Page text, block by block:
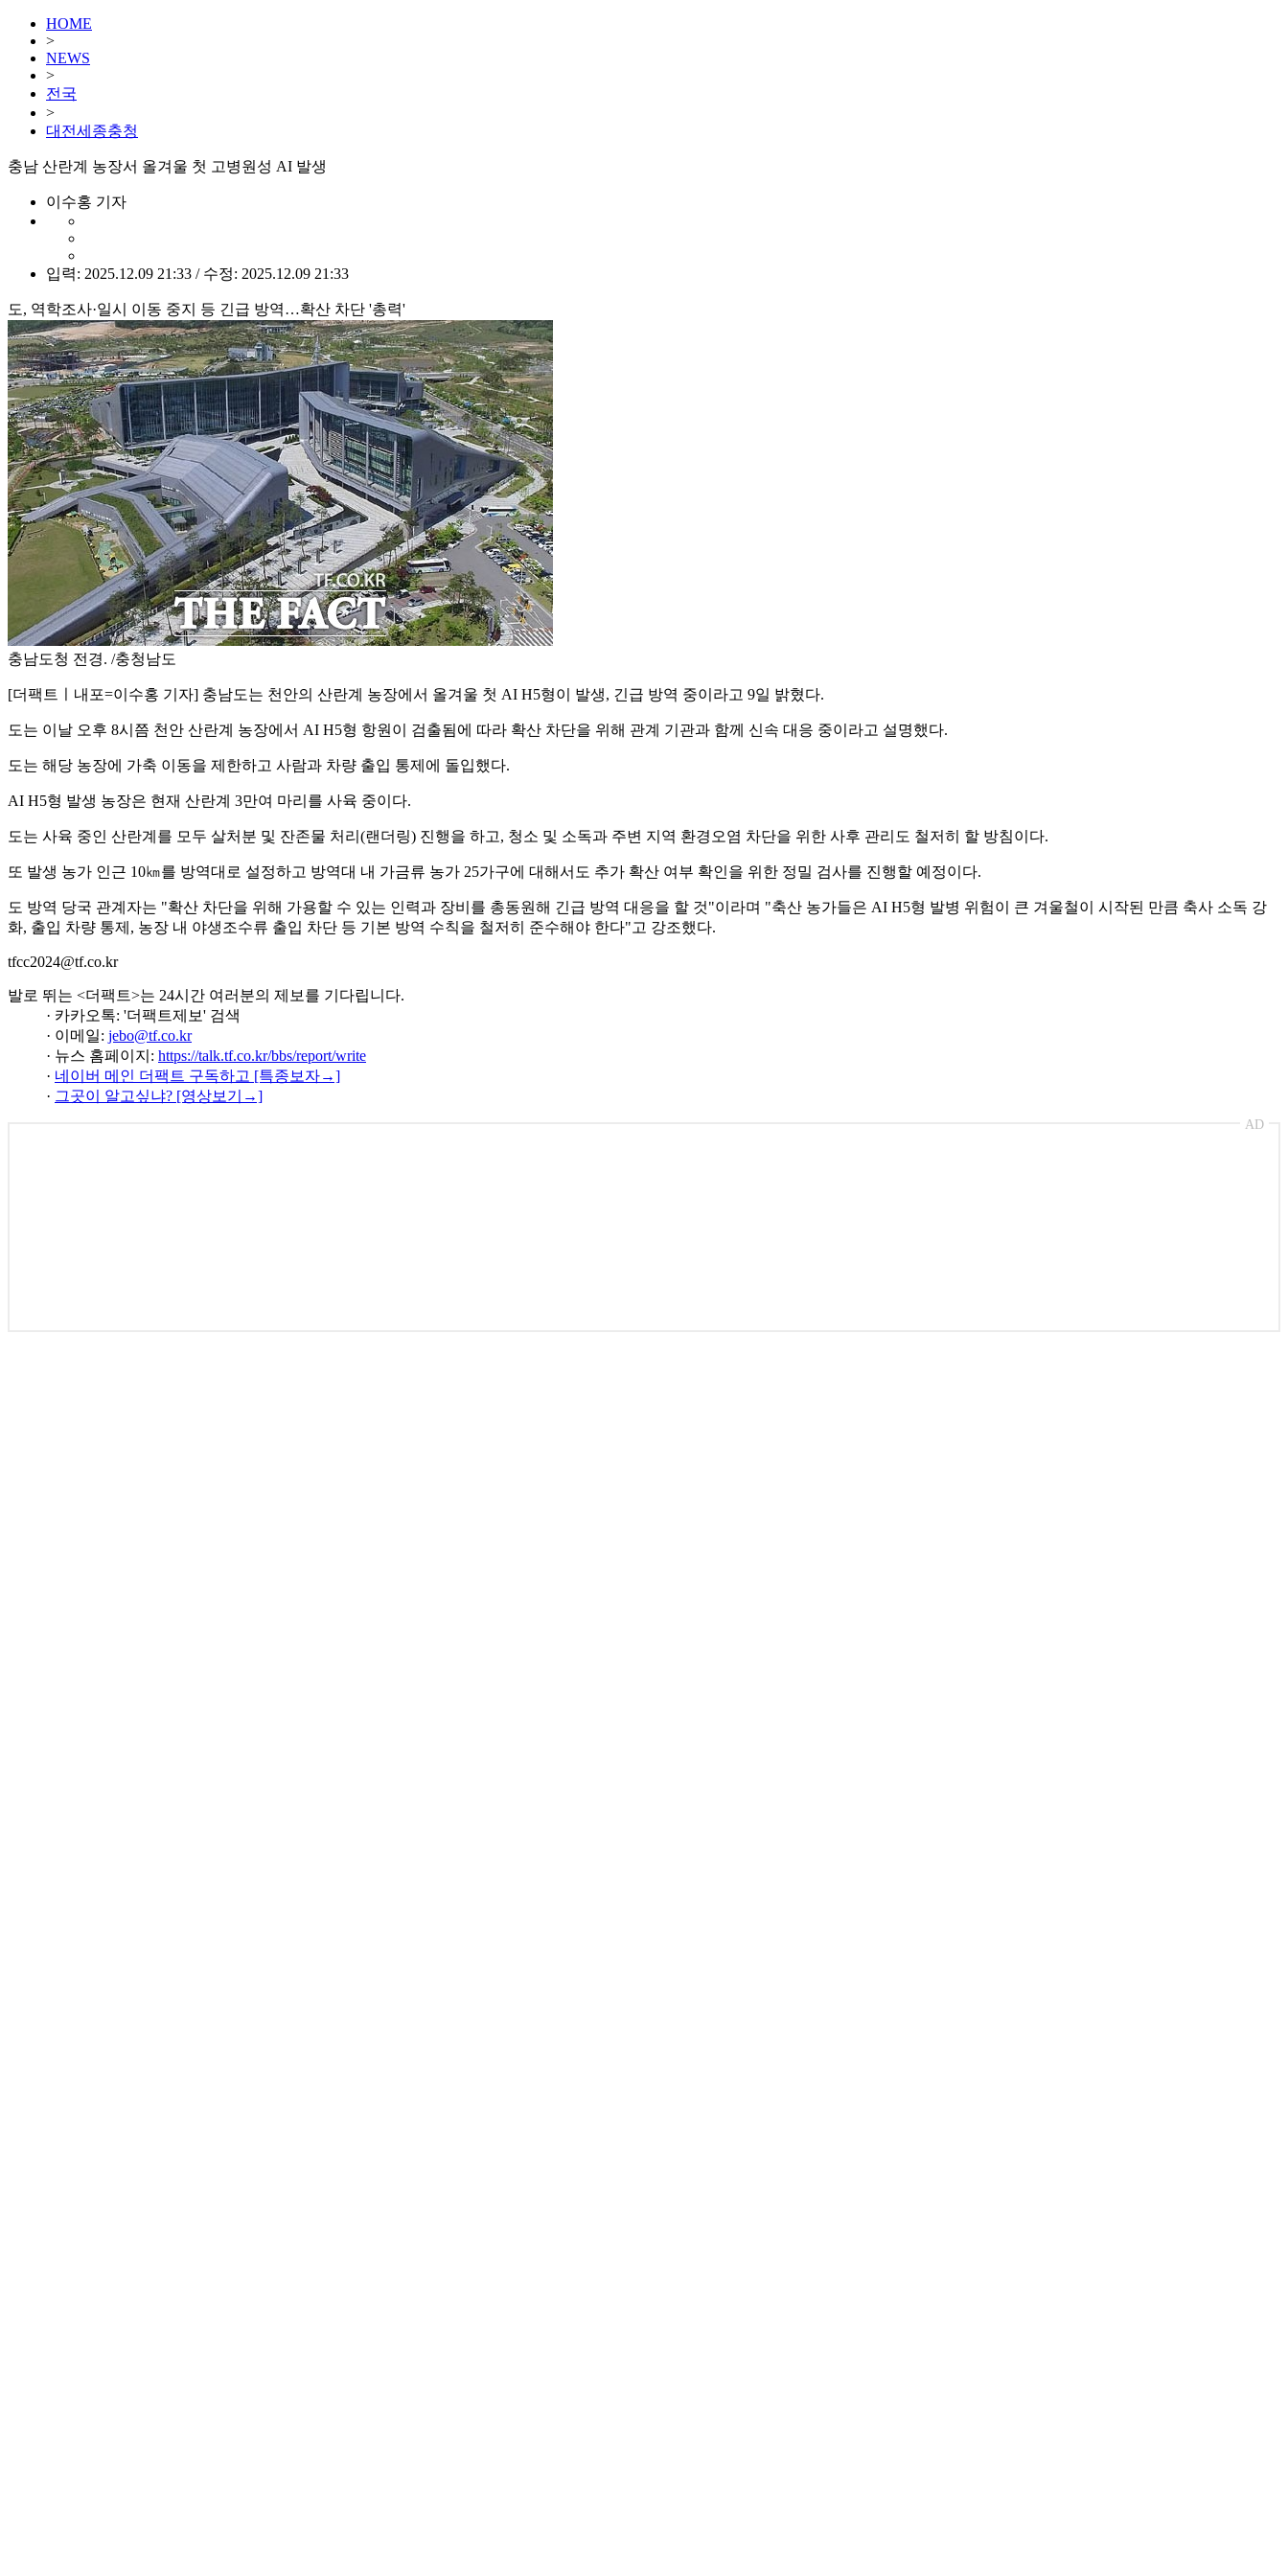
HOME
>
NEWS
>
전국
>
대전세종충청
충남 산란계 농장서 올겨울 첫 고병원성 AI 발생
이수홍 기자
입력: 2025.12.09 21:33 / 수정: 2025.12.09 21:33
도, 역학조사·일시 이동 중지 등 긴급 방역…확산 차단 '총력'
충남도청 전경. /충청남도
[더팩트ㅣ내포=이수홍 기자] 충남도는 천안의 산란계 농장에서 올겨울 첫 AI H5형이 발생, 긴급 방역 중이라고 9일 밝혔다.
도는 이날 오후 8시쯤 천안 산란계 농장에서 AI H5형 항원이 검출됨에 따라 확산 차단을 위해 관계 기관과 함께 신속 대응 중이라고 설명했다.
도는 해당 농장에 가축 이동을 제한하고 사람과 차량 출입 통제에 돌입했다.
AI H5형 발생 농장은 현재 산란계 3만여 마리를 사육 중이다.
도는 사육 중인 산란계를 모두 살처분 및 잔존물 처리(랜더링) 진행을 하고, 청소 및 소독과 주변 지역 환경오염 차단을 위한 사후 관리도 철저히 할 방침이다.
또 발생 농가 인근 10㎞를 방역대로 설정하고 방역대 내 가금류 농가 25가구에 대해서도 추가 확산 여부 확인을 위한 정밀 검사를 진행할 예정이다.
도 방역 당국 관계자는 "확산 차단을 위해 가용할 수 있는 인력과 장비를 총동원해 긴급 방역 대응을 할 것"이라며 "축산 농가들은 AI H5형 발병 위험이 큰 겨울철이 시작된 만큼 축사 소독 강
화, 출입 차량 통제, 농장 내 야생조수류 출입 차단 등 기본 방역 수칙을 철저히 준수해야 한다"고 강조했다.
tfcc2024@tf.co.kr
발로 뛰는 <더팩트>는 24시간 여러분의 제보를 기다립니다.
· 카카오톡: '더팩트제보' 검색
· 이메일: jebo@tf.co.kr
· 뉴스 홈페이지: https://talk.tf.co.kr/bbs/report/write
· 네이버 메인 더팩트 구독하고 [특종보자→]
· 그곳이 알고싶냐? [영상보기→]
AD